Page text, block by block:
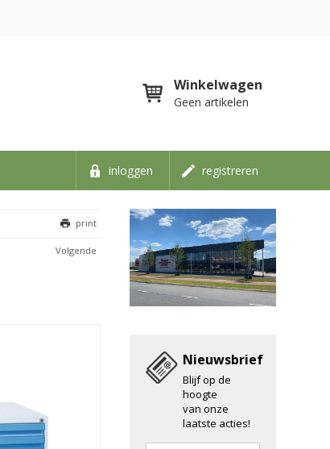
Winkelwagen
Geen artikelen
inloggen registreren
Nieuwsbrief
Blijf op de
hoogte
van onze
laatste acties!
print
Volgende